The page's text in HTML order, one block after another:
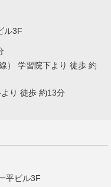
ル3F
） 学習院下より 徒歩 約
り 徒歩 約13分
平ビル3F